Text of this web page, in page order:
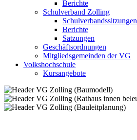
Berichte
Schulverband Zolling
Schulverbandssitzungen
Berichte
Satzungen
Geschäftsordnungen
Mitgliedsgemeinden der VG
Volkshochschule
Kursangebote